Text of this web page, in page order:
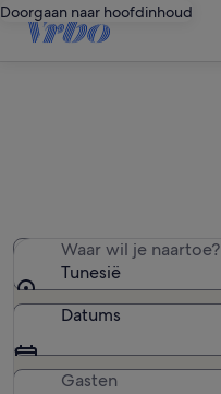
Doorgaan naar hoofdinhoud
Waar wil je naartoe?
Tunesië
Datums
Gasten